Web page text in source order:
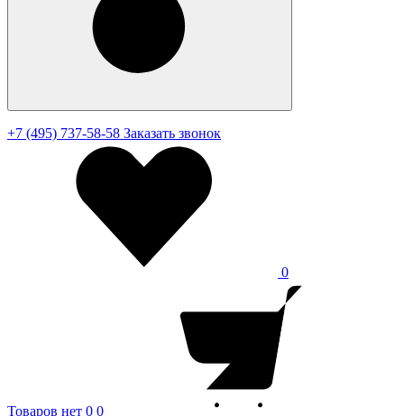
+7 (495) 737-58-58 Заказать звонок
0
Товаров нет 0 0